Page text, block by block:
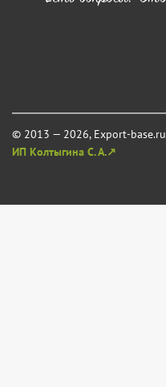
© 2013 — 2026, Export-base.ru
ИП Колтыгина С. А.↗